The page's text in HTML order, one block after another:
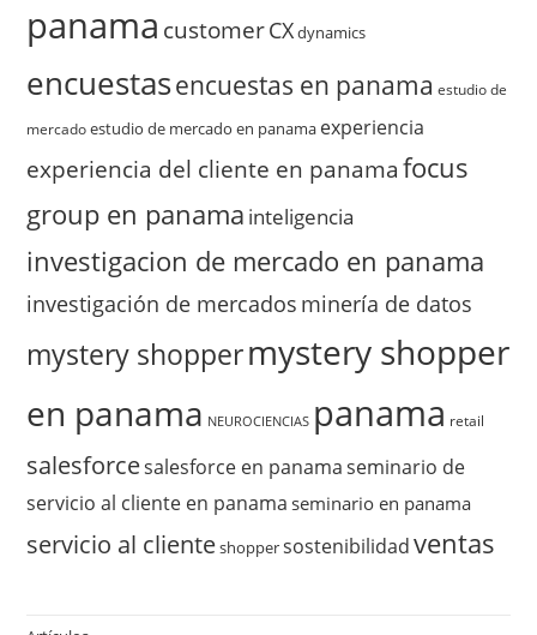
panama customerCXdynamics
encuestasencuestas en panama estudio de
mercado estudio de mercado en panama experiencia
experiencia del cliente en panama focus
group en panama inteligencia
investigacion de mercado en panama
investigación de mercados minería de datos
mystery shoppermystery shopper
en panama NEUROCIENCIAS panama retail
salesforcesalesforce en panama seminario de
servicio al cliente en panama seminario en panama
servicio al clienteshoppersostenibilidad ventas